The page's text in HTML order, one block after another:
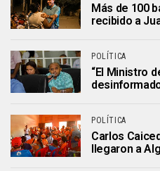
Más de 100
recibido a
POLÍTICA
“El Ministro
POLÍTICA
Carlos
llegaron a